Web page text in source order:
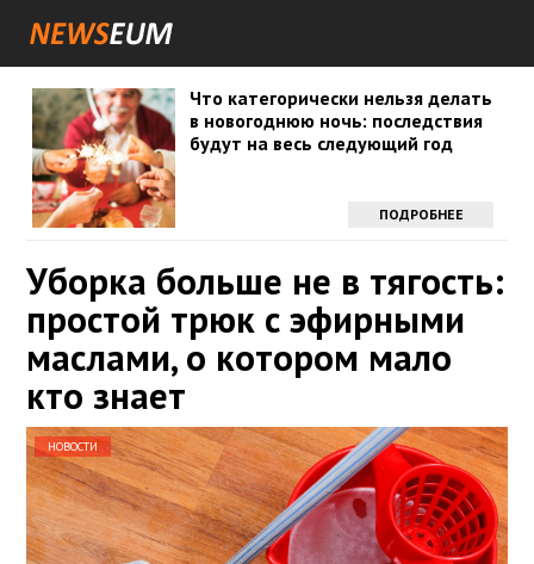
Что категорически нельзя делать
в новогоднюю ночь: последствия
будут на весь следующий год
ПОДРОБНЕЕ
Уборка больше не в тягость:
простой трюк с эфирными
маслами, о котором мало
кто знает
НОВОСТИ